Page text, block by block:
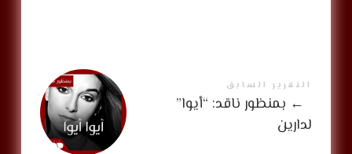
التقرير السابق
← بمنظور ناقد: “أيوا”
لدارين